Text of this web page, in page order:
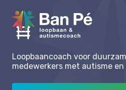
Loopbaancoach voor
medewerkers met autisme